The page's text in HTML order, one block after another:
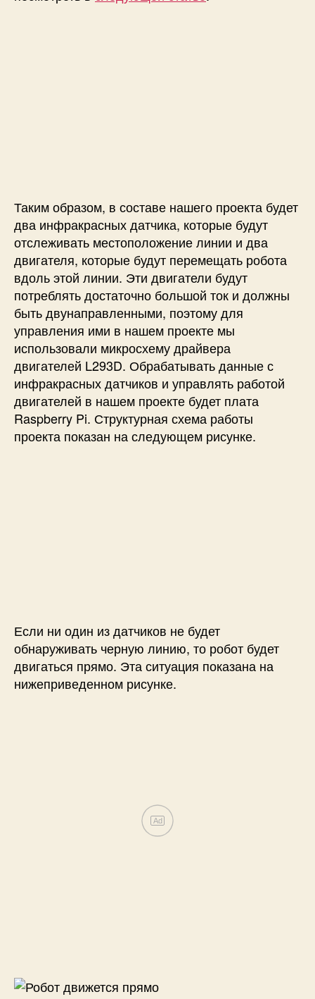
Таким образом, в составе нашего проекта будет
два инфракрасных датчика, которые будут
отслеживать местоположение линии и два
двигателя, которые будут перемещать робота
вдоль этой линии. Эти двигатели будут
потреблять достаточно большой ток и должны
быть двунаправленными, поэтому для
управления ими в нашем проекте мы
использовали микросхему драйвера
двигателей L293D. Обрабатывать данные с
инфракрасных датчиков и управлять работой
двигателей в нашем проекте будет плата
Raspberry Pi. Структурная схема работы
проекта показан на следующем рисунке.
Если ни один из датчиков не будет
обнаруживать черную линию, то робот будет
двигаться прямо. Эта ситуация показана на
нижеприведенном рисунке.
Ad